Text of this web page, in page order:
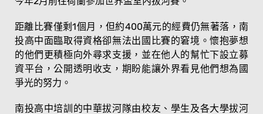
距離比賽僅剩1個月，但約400萬元的經費仍無著落，南
投高中面臨取得資格卻無法出國比賽的窘境。懷抱夢想
的他們更積極向外尋求支援，並在他人的幫忙下設立募
資平台，公開透明收支，期盼能讓外界看見他們想為國
爭光的努力。
南投高中培訓的中華拔河隊由校友、學生及各大學拔河